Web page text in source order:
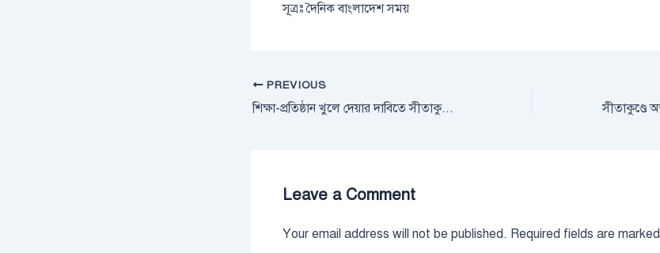
সূত্রঃ দৈনিক বাংলাদেশ সময়
PREVIOUS
শিক্ষা-প্রতিষ্ঠান খুলে দেয়ার দাবিতে সীতাকুণ্ডের ইউএনও বরাবর স্মারকলিপি
Leave a Comment
Your email address will not be published. Required fields are marked